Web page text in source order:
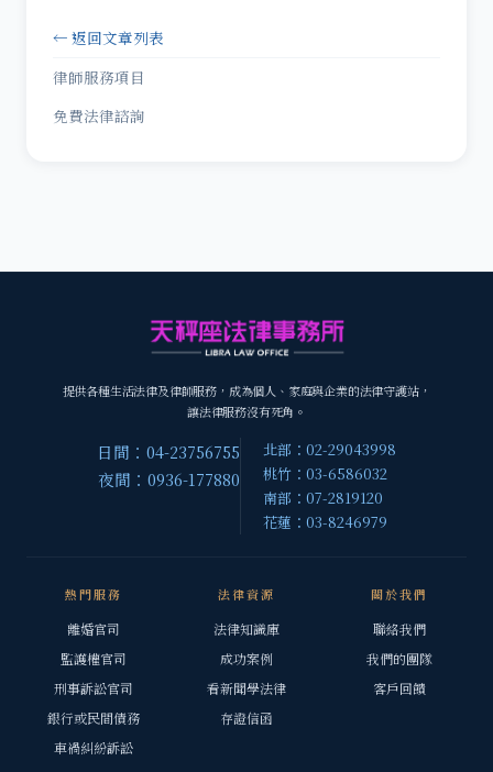
← 返回文章列表
律師服務項目
免費法律諮詢
提供各種生活法律及律師服務，成為個人、家庭與企業的法律守護站，
讓法律服務沒有死角。
日間：04-23756755
夜間：0936-177880
北部：02-29043998
桃竹：03-6586032
南部：07-2819120
花蓮：03-8246979
熱門服務
離婚官司
監護權官司
刑事訴訟官司
銀行或民間債務
車禍糾紛訴訟
法律資源
法律知識庫
成功案例
看新聞學法律
存證信函
關於我們
聯絡我們
我們的團隊
客戶回饋